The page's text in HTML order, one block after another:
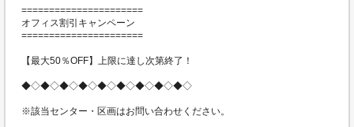
======================
オフィス割引キャンペーン
======================
【最大50％OFF】上限に達し次第終了！
◆◇◆◇◆◇◆◇◆◇◆◇◆◇◆◇◆◇
※該当センター・区画はお問い合わせください。